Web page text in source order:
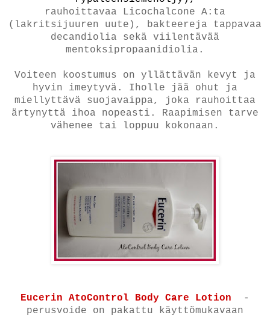
rauhoittavaa Licochalcone A:ta
(lakritsijuuren uute), bakteereja tappavaa
decandiolia sekä viilentävää
mentoksipropaanidiolia.
Voiteen koostumus on yllättävän kevyt ja
hyvin imeytyvä. Iholle jää ohut ja
miellyttävä suojavaippa, joka rauhoittaa
ärtynyttä ihoa nopeasti. Raapimisen tarve
vähenee tai loppuu kokonaan.
Eucerin AtoControl Body Care Lotion -
perusvoide on pakattu käyttömukavaan